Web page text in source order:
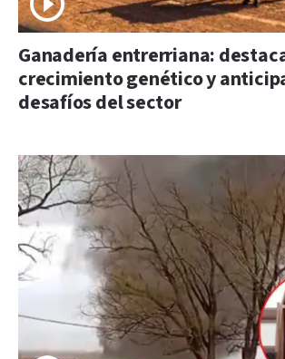
Ganadería entrerriana:
crecimiento genético y
desafíos del sector